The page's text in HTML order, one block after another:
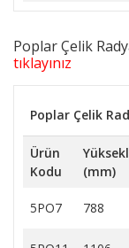
Poplar Çelik
tıklayınız
Poplar Çelik
Ürün
Kodu
(mm)
5PO7 788